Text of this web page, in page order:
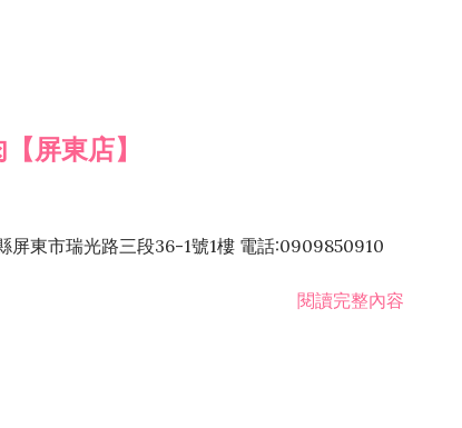
屏東店】
屏東市瑞光路三段36-1號1樓 電話:0909850910
閱讀完整內容